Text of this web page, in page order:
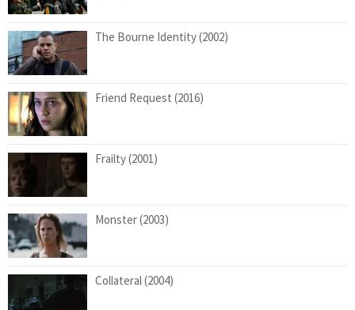
The Bourne Identity (2002)
Friend Request (2016)
Frailty (2001)
Monster (2003)
Collateral (2004)